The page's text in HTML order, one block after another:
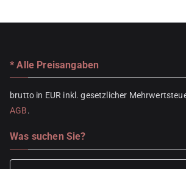
* Alle Preisangaben
brutto in EUR inkl. gesetzlicher
AGB.
Was suchen Sie?